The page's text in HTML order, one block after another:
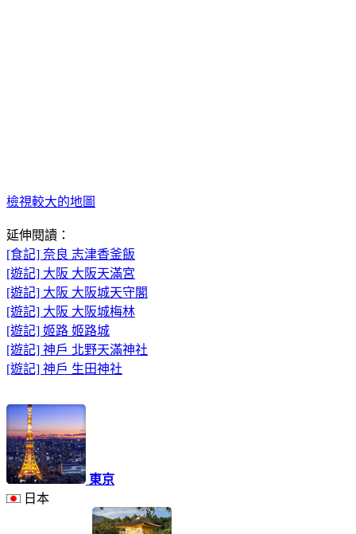
檢視較大的地圖
延伸閱讀：
[食記] 奈良 志津香釜飯
[遊記] 大阪 大阪天滿宮
[遊記] 大阪 大阪城天守閣
[遊記] 大阪 大阪城梅林
[遊記] 姬路 姬路城
[遊記] 神戶 北野天滿神社
[遊記] 神戶 生田神社
東京
日本